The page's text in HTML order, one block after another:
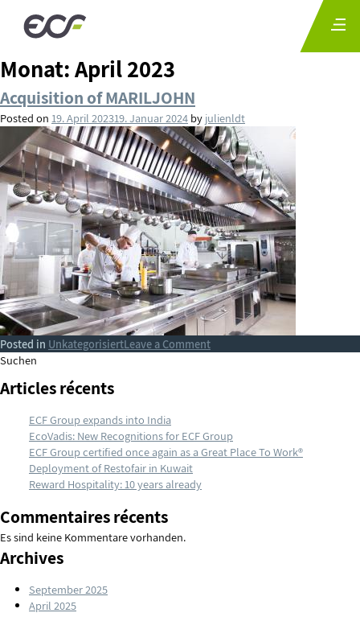
Monat:April 2023
Acquisition of MARILJOHN
Posted on 19. April 202319. Januar 2024 by julienldt
Posted in UnkategorisiertLeave a Commenton
Suchen
Articles récents
ECF Group expands into India
EcoVadis: New Recognitions for ECF Group
ECF Group certified once again as a Great Place To Work®
Deployment of Restofair in Kuwait
Reward Hospitality: 10 years already
Commentaires récents
Es sind keine Kommentare vorhanden.
Archives
September 2025
April 2025